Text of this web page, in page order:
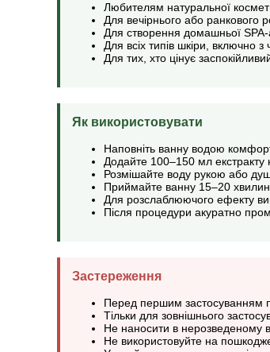
Любителям натуральної
Для вечірнього або ранкового
Для створення домашньої
Для всіх типів шкіри, включно з
Для тих, хто цінує
Як використовувати
Наповніть ванну водою
Додайте 100–150 мл
Розмішайте воду рукою або
Приймайте ванну 15–20 хвилин
Для розслаблюючого ефекту
Після процедури акуратно
Застереження
Перед першим застосуванням
Тільки для зовнішнього
Не наносити в нерозведеному
Не використовуйте на